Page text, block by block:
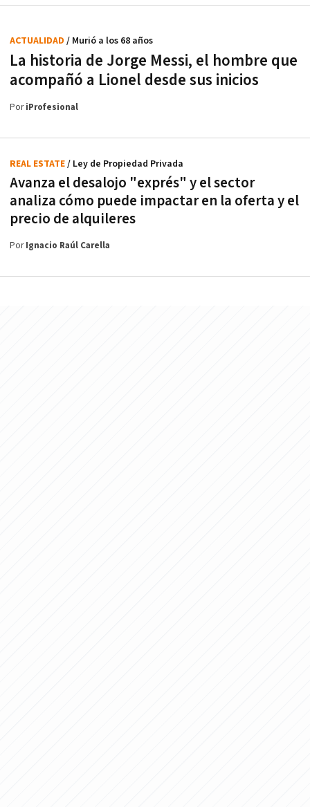
La historia de Jorge Messi, el hombre que
acompañó a Lionel desde sus inicios
ACTUALIDAD / Murió a los 68 años
PoriProfesional
Avanza el desalojo "exprés" y el sector
analiza cómo puede impactar en la oferta y el
precio de alquileres
REAL ESTATE/ Ley de Propiedad Privada
PorIgnacio Raúl Carella